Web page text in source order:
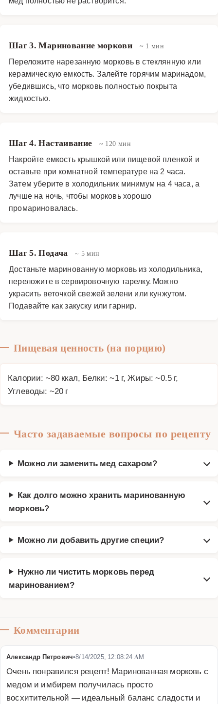
Шаг 3. Маринование моркови ~ 1 мин
Переложите нарезанную морковь в стеклянную или
керамическую емкость. Залейте горячим маринадом,
убедившись, что морковь полностью покрыта
жидкостью.
Шаг 4. Настаивание ~ 120 мин
Накройте емкость крышкой или пищевой пленкой и
оставьте при комнатной температуре на 2 часа.
Затем уберите в холодильник минимум на 4 часа, а
лучше на ночь, чтобы морковь хорошо
промариновалась.
Шаг 5. Подача ~ 5 мин
Достаньте маринованную морковь из холодильника,
переложите в сервировочную тарелку. Можно
украсить веточкой свежей зелени или кунжутом.
Подавайте как закуску или гарнир.
Пищевая ценность (на порцию)
Калории: ~80 ккал, Белки: ~1 г, Жиры: ~0.5 г,
Углеводы: ~20 г
Часто задаваемые вопросы по рецепту
Можно ли заменить мед сахаром?
Как долго можно хранить маринованную
морковь?
Можно ли добавить другие специи?
Нужно ли чистить морковь перед
маринованием?
Комментарии
Александр Петрович•8/14/2025, 12:08:24 AM
Очень понравился рецепт! Маринованная морковь с
медом и имбирем получилась просто
восхитительной — идеальный баланс сладости и